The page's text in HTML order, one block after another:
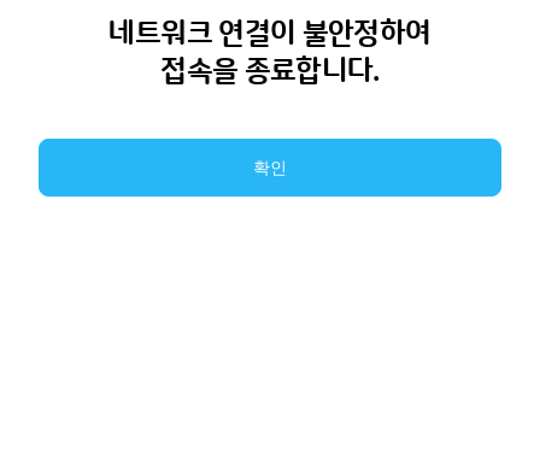
네트워크 연결이 불안정하여
접속을 종료합니다.
확인